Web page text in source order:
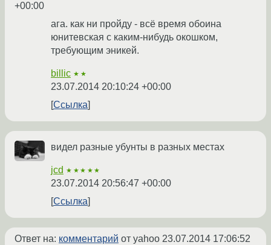
+00:00
ага. как ни пройду - всё время обоина
юнитевская с каким-нибудь окошком,
требующим эникей.
billic ★★
23.07.2014 20:10:24 +00:00
Ссылка
видел разные убунты в разных местах
jcd ★★★★★
23.07.2014 20:56:47 +00:00
Ссылка
Ответ на: комментарий от yahoo 23.07.2014 17:06:52